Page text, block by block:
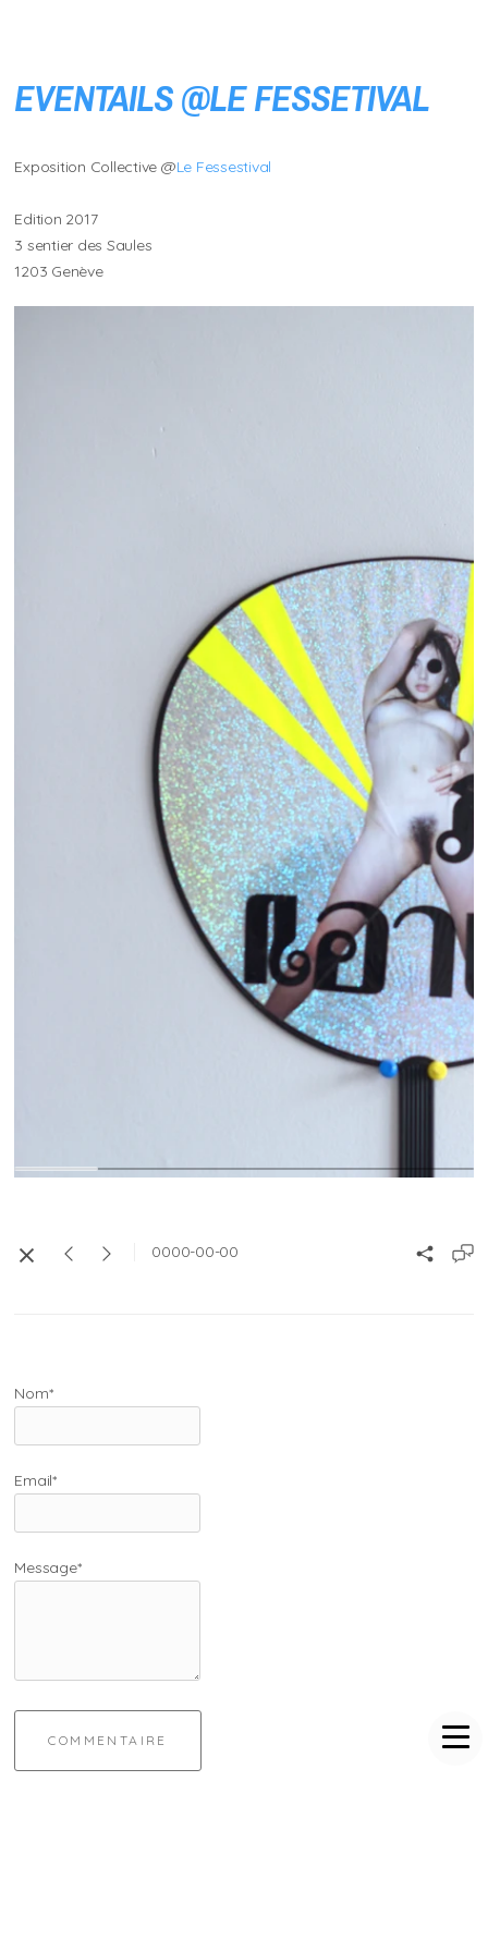
EVENTAILS @LE FESSETIVAL
Exposition Collective @Le Fessestival
Edition 2017
3 sentier des Saules
1203 Genève
0000-00-00
Nom*
Email*
Message*
COMMENTAIRE